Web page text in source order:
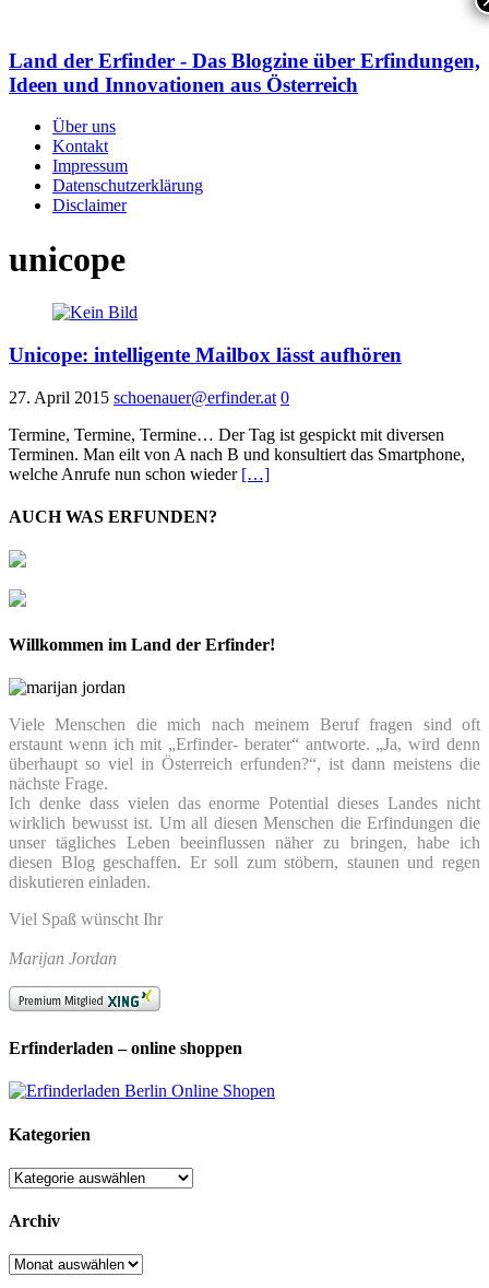
Land der Erfinder - Das Blogzine über Erfindungen,
Ideen und Innovationen aus Österreich
Über uns
Kontakt
Impressum
Datenschutzerklärung
Disclaimer
unicope
Unicope: intelligente Mailbox lässt aufhören
27. April 2015 schoenauer@erfinder.at 0
Termine, Termine, Termine… Der Tag ist gespickt mit diversen
Terminen. Man eilt von A nach B und konsultiert das Smartphone,
welche Anrufe nun schon wieder […]
AUCH WAS ERFUNDEN?
Willkommen im Land der Erfinder!
Viele Menschen die mich nach meinem Beruf fragen sind oft
erstaunt wenn ich mit „Erfinder- berater“ antworte. „Ja, wird denn
überhaupt so viel in Österreich erfunden?“, ist dann meistens die
nächste Frage.
Ich denke dass vielen das enorme Potential dieses Landes nicht
wirklich bewusst ist. Um all diesen Menschen die Erfindungen die
unser tägliches Leben beeinflussen näher zu bringen, habe ich
diesen Blog geschaffen. Er soll zum stöbern, staunen und regen
diskutieren einladen.
Viel Spaß wünscht Ihr
Marijan Jordan
Erfinderladen – online shoppen
Kategorien
Kategorien
Archiv
Archiv